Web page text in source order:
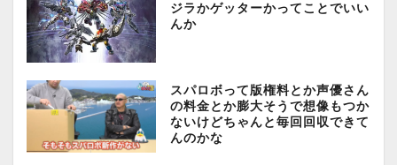
ジラかゲッターかってことでいい
んか
スパロボって版権料とか声優さん
の料金とか膨大そうで想像もつか
ないけどちゃんと毎回回収できて
んのかな